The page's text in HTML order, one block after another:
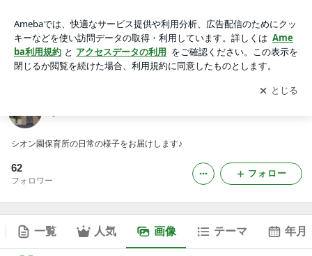
アプリをダウンロードして ブログの更新通知
を受け取りまし
ょう。
開く
シオン園保育所の日常の様子をお届けします♪
62
フォロワー
フォロー
一覧 人気 画像 テーマ 年月